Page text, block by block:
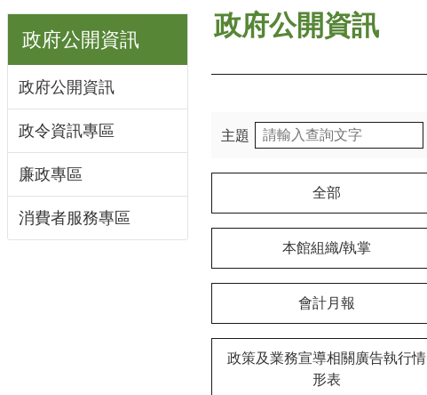
政府公開資訊
政府公開資訊
政令資訊專區
廉政專區
消費者服務專區
政府公開資訊
主題
全部
本館組織/執掌
會計月報
政策及業務宣導相關廣告執行情
形表